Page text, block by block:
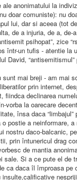
ale anonimatului la
doar comuniste): nu
lui, dar si aceea (tot
de a injuria, de a, de-
psihopat”, zice
într-un tufis - atentie la
David, “antisemitismul”
sunt mai breji - am mai
prin internet,
fiindca declinarea
vorba la oarecare
însa daca “limbajul”
o postie a neinformare,
nostru daco-balcanic,
prin întunericul drag
de mantia
sale. Si a ce pute el de
ca daca îl împroasa pe